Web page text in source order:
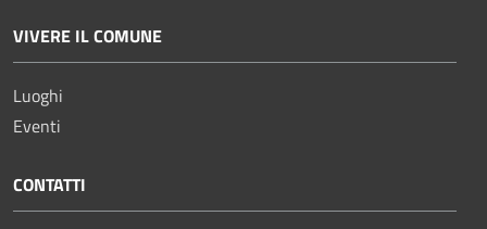
VIVERE IL COMUNE
Luoghi
Eventi
CONTATTI